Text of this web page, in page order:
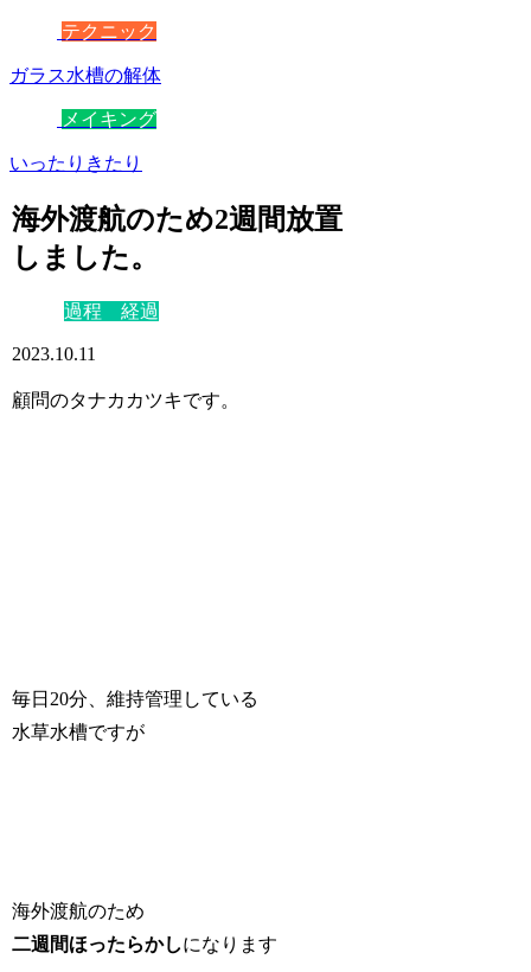
テクニック
ガラス水槽の解体
メイキング
いったりきたり
海外渡航のため2週間放置
しました。
過程 経過
2023.10.11
顧問のタナカカツキです。
毎日20分、維持管理している
水草水槽ですが
海外渡航のため
二週間ほったらかしになります